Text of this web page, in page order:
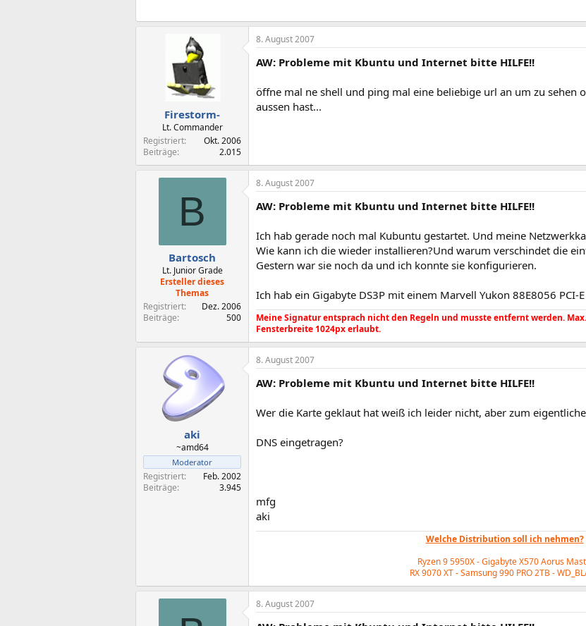
Firestorm-
Lt. Commander
Registriert
Okt. 2006
Beiträge
2.015
8. August 2007
AW: Probleme mit Kbuntu und Internet bitte HILFE!!
öffne mal ne shell und ping mal eine beliebige url an um zu sehen
aussen hast...
B
Bartosch
Lt. Junior Grade
Ersteller dieses
Themas
Registriert
Dez. 2006
Beiträge
500
8. August 2007
AW: Probleme mit Kbuntu und Internet bitte HILFE!!
Ich hab gerade noch mal Kubuntu gestartet. Und meine
Wie kann ich die wieder installieren?Und warum verschindet die
Gestern war sie noch da und ich konnte sie konfigurieren.
Ich hab ein Gigabyte DS3P mit einem Marvell Yukon 88E8056 PCI-
Meine Signatur entsprach nicht den Regeln und musste entfernt werden. Max.
Fensterbreite 1024px erlaubt.
aki
~amd64
Moderator
Registriert
Feb. 2002
Beiträge
3.945
8. August 2007
AW: Probleme mit Kbuntu und Internet bitte HILFE!!
Wer die Karte geklaut hat weiß ich leider nicht, aber zum
DNS eingetragen?
mfg
aki
Welche Distribution soll ich nehmen?
Ryzen 9 5950X - Gigabyte X570 Aorus
RX 9070 XT - Samsung 990 PRO 2TB -
8. August 2007